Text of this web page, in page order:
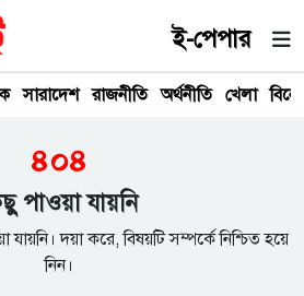
ই-পেপার
সারাদেশ রাজনীতি অর্থনীতি খেলা
৪০৪
পাওয়া যায়নি
দয়া করে, বিষয়টি সম্পর্কে নিশ্চিত হয়ে
নিন।